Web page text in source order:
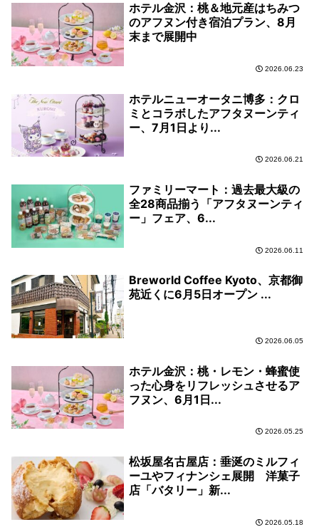
ホテル金沢：桃＆地元産はちみつ
のアフヌン付き宿泊プラン、8月
末まで展開中
2026.06.23
ホテルニューオータニ博多：クロ
ミとコラボしたアフタヌーンティ
ー、7月1日より...
2026.06.21
ファミリーマート：過去最大級の
全28商品揃う「アフタヌーンティ
ー」フェア、6...
2026.06.11
Breworld Coffee Kyoto、京都御
苑近くに6月5日オープン ...
2026.06.05
ホテル金沢：桃・レモン・蜂蜜使
った心身をリフレッシュさせるア
フヌン、6月1日...
2026.05.25
松坂屋名古屋店：垂涎のミルフィ
ーユやフィナンシェ展開 洋菓子
店「バタリー」新...
2026.05.18